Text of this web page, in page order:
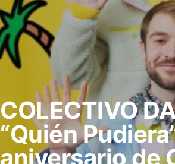
COLECTIVO
“Quién
aniversario de